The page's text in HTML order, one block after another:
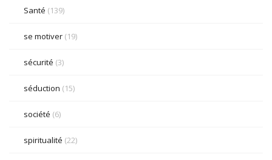
Santé (139)
se motiver (19)
sécurité (3)
séduction (15)
société (6)
spiritualité (22)